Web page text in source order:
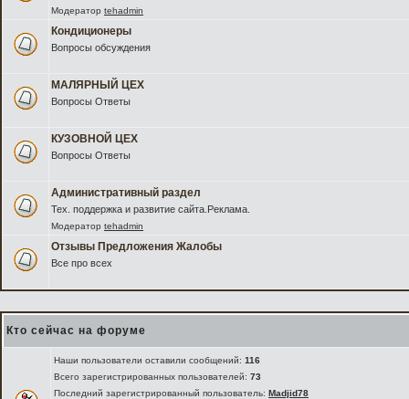
Модератор tehadmin
Кондиционеры
Вопросы обсуждения
МАЛЯРНЫЙ ЦЕХ
Вопросы Ответы
КУЗОВНОЙ ЦЕХ
Вопросы Ответы
Административный раздел
Тех. поддержка и развитие сайта.Реклама.
Модератор tehadmin
Отзывы Предложения Жалобы
Все про всех
Кто сейчас на форуме
Наши пользователи оставили сообщений: 116
Всего зарегистрированных пользователей: 73
Последний зарегистрированный пользователь: Madjid78